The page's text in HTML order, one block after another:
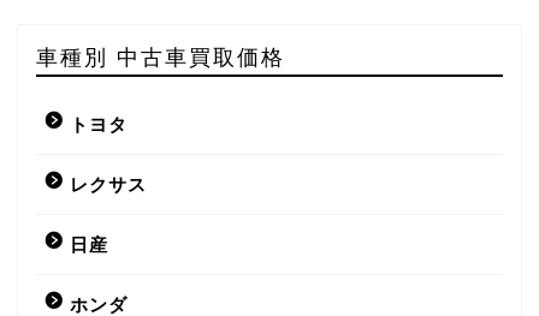
車種別 中古車買取価格
トヨタ
レクサス
日産
ホンダ